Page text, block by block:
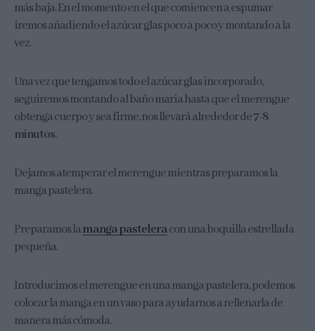
más baja. En el momento en el que comiencen a espumar
iremos añadiendo el azúcar glas poco a poco y montando a la
vez.
Una vez que tengamos todo el azúcar glas incorporado,
seguiremos montando al baño maria hasta que el merengue
obtenga cuerpo y sea firme, nos llevará alrededor de7-8
minutos.
Dejamos atemperar el merengue mientras preparamos la
manga pastelera.
Preparamos lamanga pasteleracon una boquilla estrellada
pequeña.
Introducimos el merengue en una manga pastelera, podemos
colocar la manga en un vaso para ayudarnos a rellenarla de
manera más cómoda.